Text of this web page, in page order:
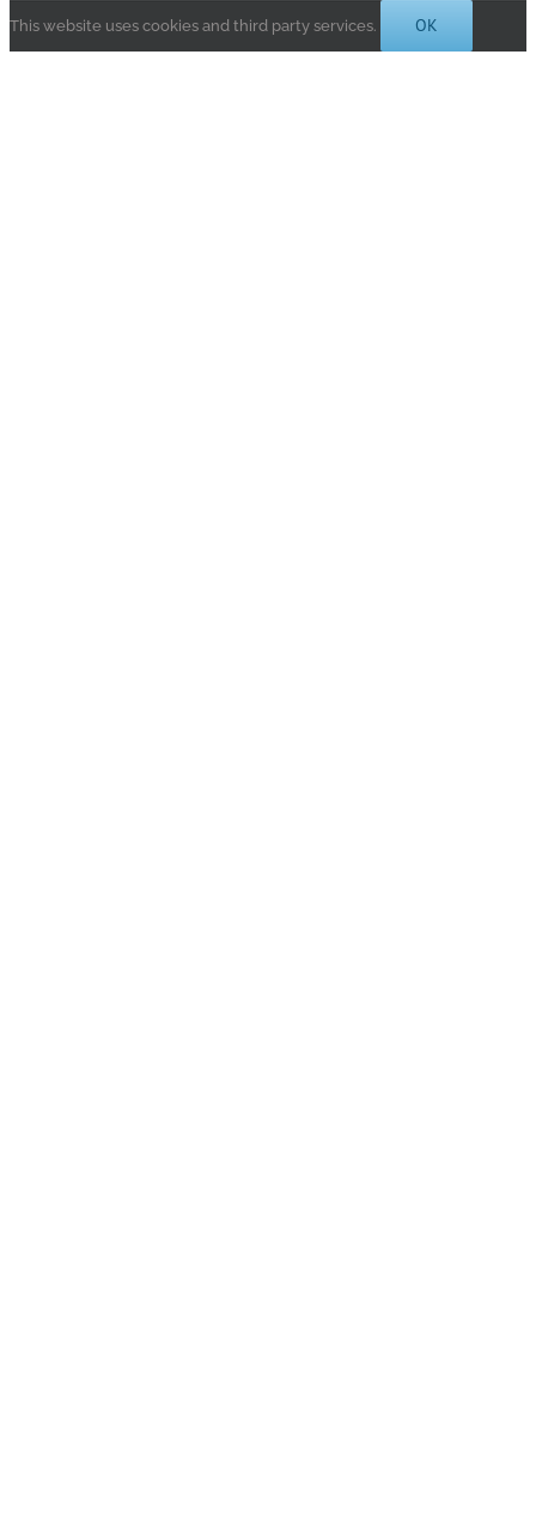
This website uses cookies and third party services. OK